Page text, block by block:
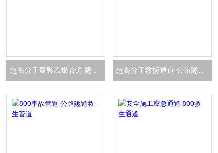
超高分子量聚乙烯管道 隧道逃生管道 超高分子救援通道 公路隧道通道